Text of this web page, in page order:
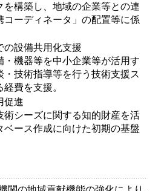
を構築し、地域の企業等との連
コーディネータ」の配置等に係
の設備共用化支援
機器等を中小企業等が活用す
・技術指導等を行う技術支援ス
費を支援。
促進
シーズに関する知的財産を活
ベース作成に向けた初期の基盤